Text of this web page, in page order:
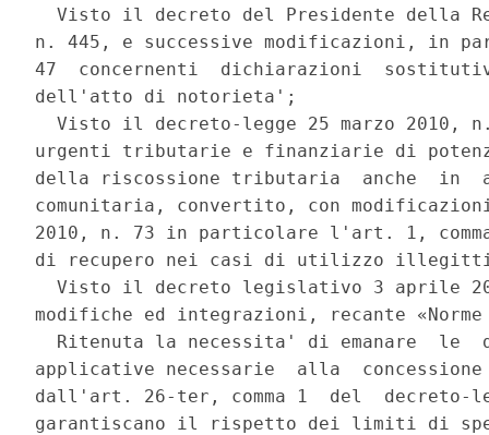
Visto il decreto del Presidente della
n. 445, e successive modificazioni, in
47  concernenti  dichiarazioni
dell'atto di notorieta';
Visto il decreto-legge 25 marzo 2010,
urgenti tributarie e finanziarie di
della riscossione tributaria  anche  in
comunitaria, convertito, con
2010, n. 73 in particolare l'art. 1,
di recupero nei casi di utilizzo
Visto il decreto legislativo 3 aprile
modifiche ed integrazioni, recante
Ritenuta la necessita' di emanare  le
applicative necessarie  alla
dall'art. 26-ter, comma 1  del  decreto-
garantiscano il rispetto dei limiti di